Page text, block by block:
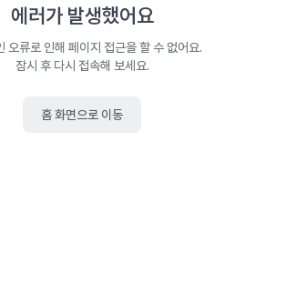
에러가 발생했어요
오류로 인해 페이지 접근을 할 수 없어요.
잠시 후 다시 접속해 보세요.
홈 화면으로 이동